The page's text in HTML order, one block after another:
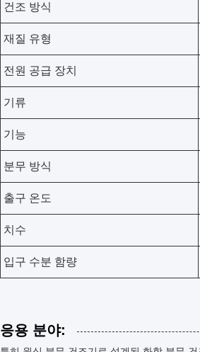
건조 방식
재질 유형
전원 공급 장치
기류
기능
분무 방식
출구 온도
치수
입구 수분 함량
응용 분야: